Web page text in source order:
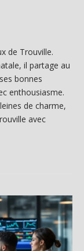
de Trouville.
il partage au
bonnes
enthousiasme.
de charme,
avec